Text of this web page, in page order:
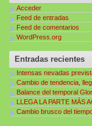
Acceder
Feed de entradas
Feed de comentarios
WordPress.org
Entradas recientes
Intensas nevadas
Cambio de tendencia,
Balance del temporal
LLEGA LA PARTE MÁS
Cambio brusco del